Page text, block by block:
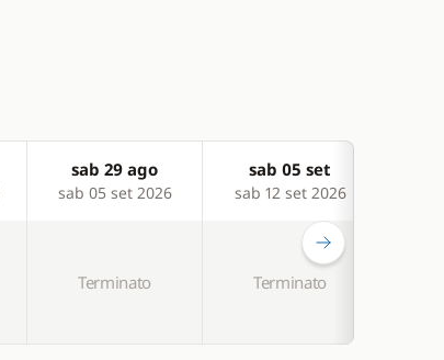
sab 29 ago
sab 05 set 2026
sab 05 set
sab 12 set 2026
Terminato Terminato